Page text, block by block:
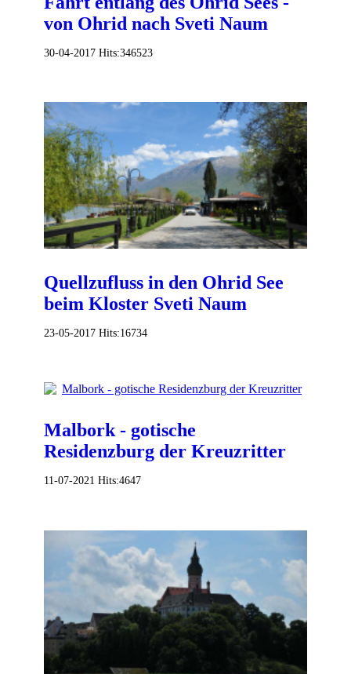
von Ohrid nach Sveti Naum
30-04-2017 Hits:346523
Quellzufluss in den Ohrid See
beim Kloster Sveti Naum
23-05-2017 Hits:16734
Malbork - gotische
Residenzburg der Kreuzritter
11-07-2021 Hits:4647